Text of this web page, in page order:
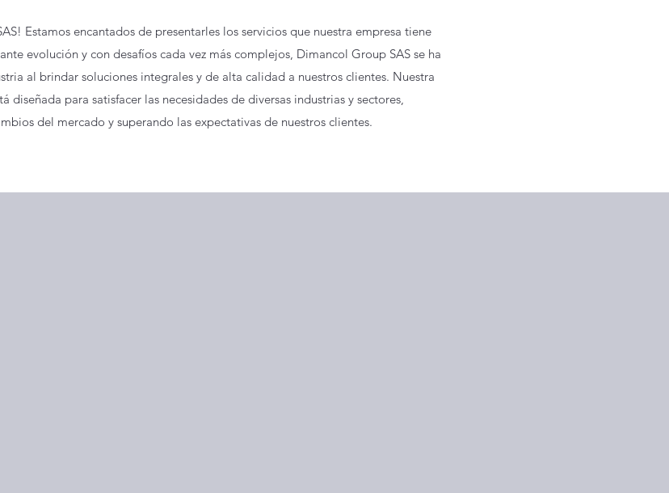
Estamos encantados de presentarles los servicios que nuestra empresa tiene
evolución y con desafíos cada vez más complejos, Dimancol Group SAS se ha
al brindar soluciones integrales y de alta calidad a nuestros clientes. Nuestra
diseñada para satisfacer las necesidades de diversas industrias y sectores,
del mercado y superando las expectativas de nuestros clientes.